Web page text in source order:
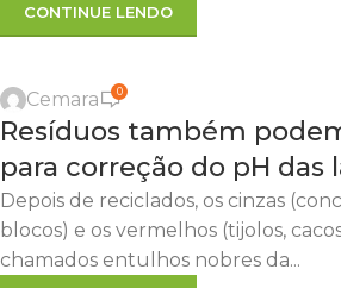
CONTINUE LENDO
Cemara 0
Resíduos também
para correção do pH das
Depois de reciclados, os cinzas
blocos) e os vermelhos (tijolos,
chamados entulhos nobres da...